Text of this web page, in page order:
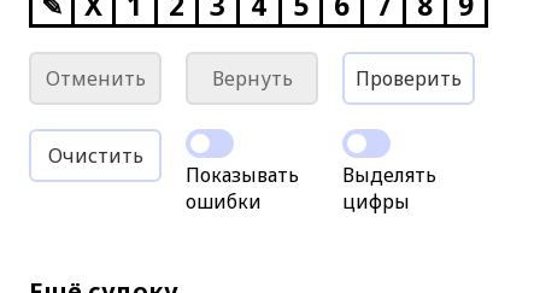
Отменить Вернуть Проверить
Очистить
Показывать
ошибки
Выделять
цифры